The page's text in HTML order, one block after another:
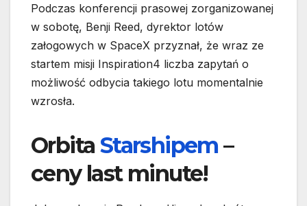
Podczas konferencji prasowej zorganizowanej
w sobotę, Benji Reed, dyrektor lotów
załogowych w SpaceX przyznał, że wraz ze
startem misji Inspiration4 liczba zapytań o
możliwość odbycia takiego lotu momentalnie
wzrosła.
Orbita Starshipem –
ceny last minute!